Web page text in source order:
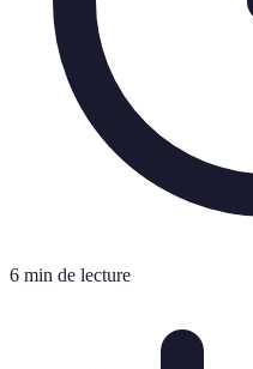
6 min de lecture